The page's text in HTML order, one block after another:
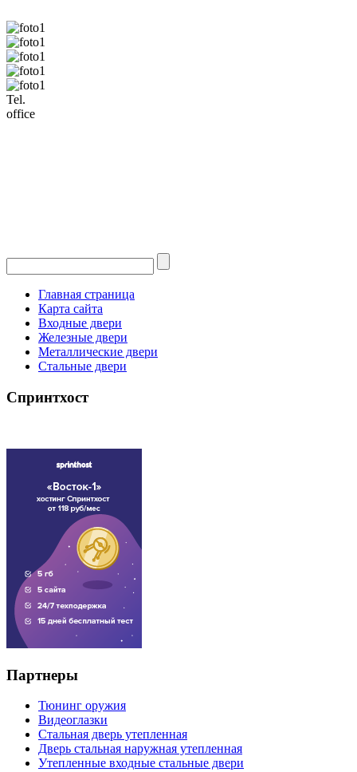
Tel.
office
Главная страница
Карта сайта
Входные двери
Железные двери
Металлические двери
Стальные двери
Спринтхост
Партнеры
Тюнинг оружия
Видеоглазки
Стальная дверь утепленная
Дверь стальная наружная утепленная
Утепленные входные стальные двери